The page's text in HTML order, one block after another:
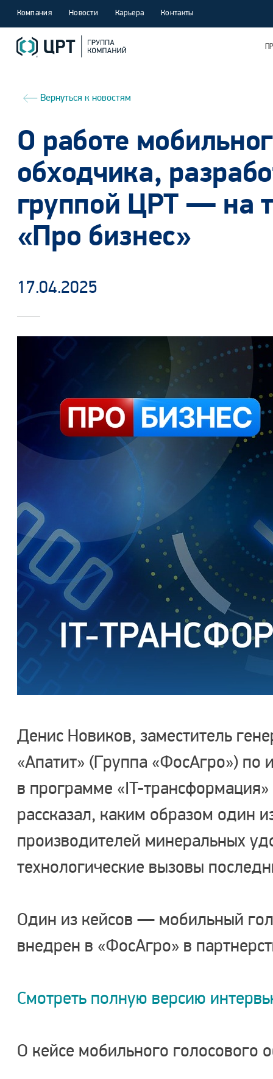
Компания Новости Карьера Контакты
Вернуться к новостям
О работе
обходчика,
группой ЦРТ — на
«Про бизнес»
17.04.2025
Денис Новиков, заместитель
«Апатит» (Группа «ФосАгро»)
в программе «IT-
рассказал, каким образом один
производителей минеральных
технологические вызовы
Один из кейсов — мобильный
внедрен в «ФосАгро» в
Смотреть полную версию
О кейсе мобильного